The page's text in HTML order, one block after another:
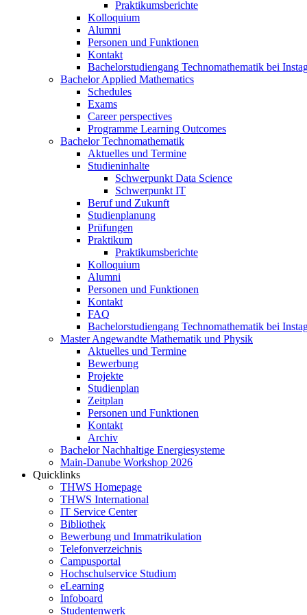
Praktikumsberichte
Kolloquium
Alumni
Personen und Funktionen
Kontakt
Bachelorstudiengang Technomathematik bei
Bachelor Applied Mathematics
Schedules
Exams
Career perspectives
Programme Learning Outcomes
Bachelor Technomathematik
Aktuelles und Termine
Studieninhalte
Schwerpunkt Data Science
Schwerpunkt IT
Beruf und Zukunft
Studienplanung
Prüfungen
Praktikum
Praktikumsberichte
Kolloquium
Alumni
Personen und Funktionen
Kontakt
FAQ
Bachelorstudiengang Technomathematik bei
Master Angewandte Mathematik und Physik
Aktuelles und Termine
Bewerbung
Projekte
Studienplan
Zeitplan
Personen und Funktionen
Kontakt
Archiv
Bachelor Nachhaltige Energiesysteme
Main-Danube Workshop 2026
Quicklinks
THWS Homepage
THWS International
IT Service Center
Bibliothek
Bewerbung und Immatrikulation
Telefonverzeichnis
Campusportal
Hochschulservice Studium
eLearning
Infoboard
Studentenwerk